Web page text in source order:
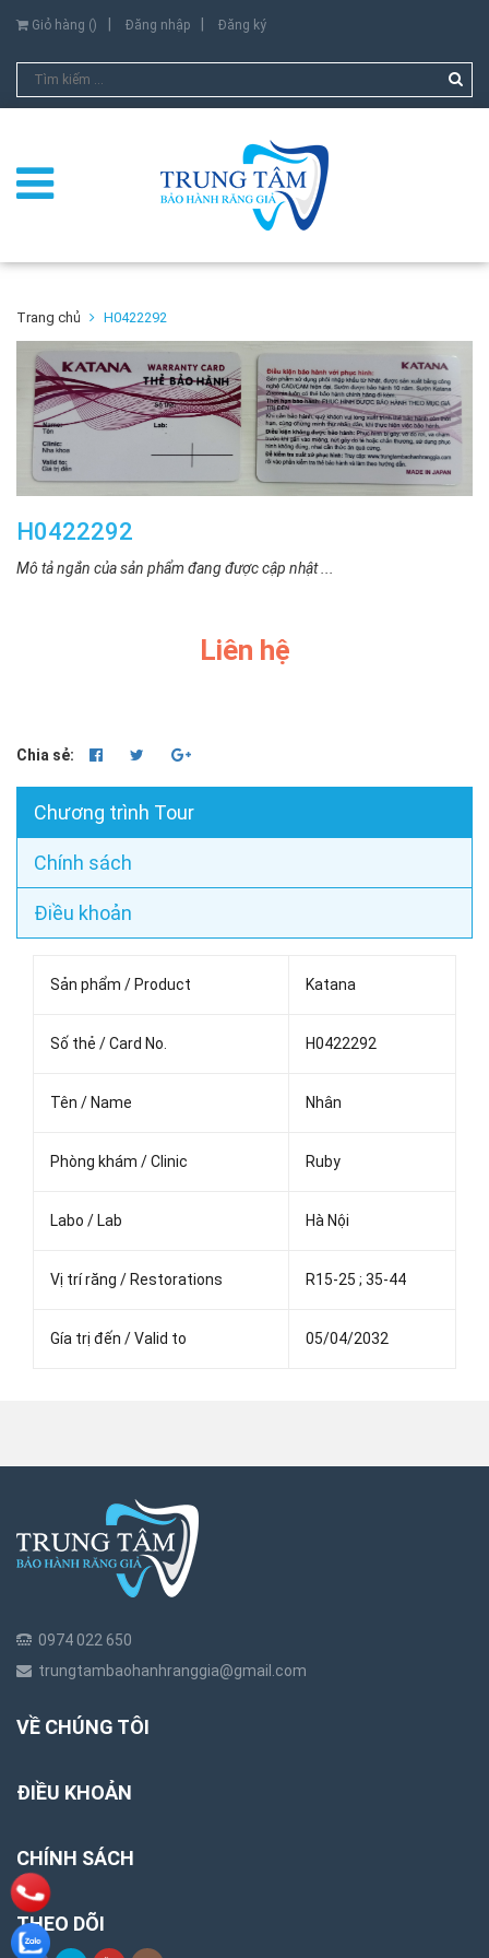
Giỏ hàng () Đăng nhập Đăng ký
Trang chủ H0422292
H0422292
Mô tả ngắn của sản phẩm đang được cập nhật ...
Liên hệ
Chia sẻ:
Chương trình Tour
Chính sách
Điều khoản
Sản phẩm / Product Katana
Số thẻ / Card No. H0422292
Tên / Name Nhân
Phòng khám / Clinic Ruby
Labo / Lab Hà Nội
Vị trí răng / Restorations R15-25 ; 35-44
Gía trị đến / Valid to 05/04/2032
0974 022 650
trungtambaohanhranggia@gmail.com
VỀ CHÚNG TÔI
ĐIỀU KHOẢN
CHÍNH SÁCH
THEO DÕI